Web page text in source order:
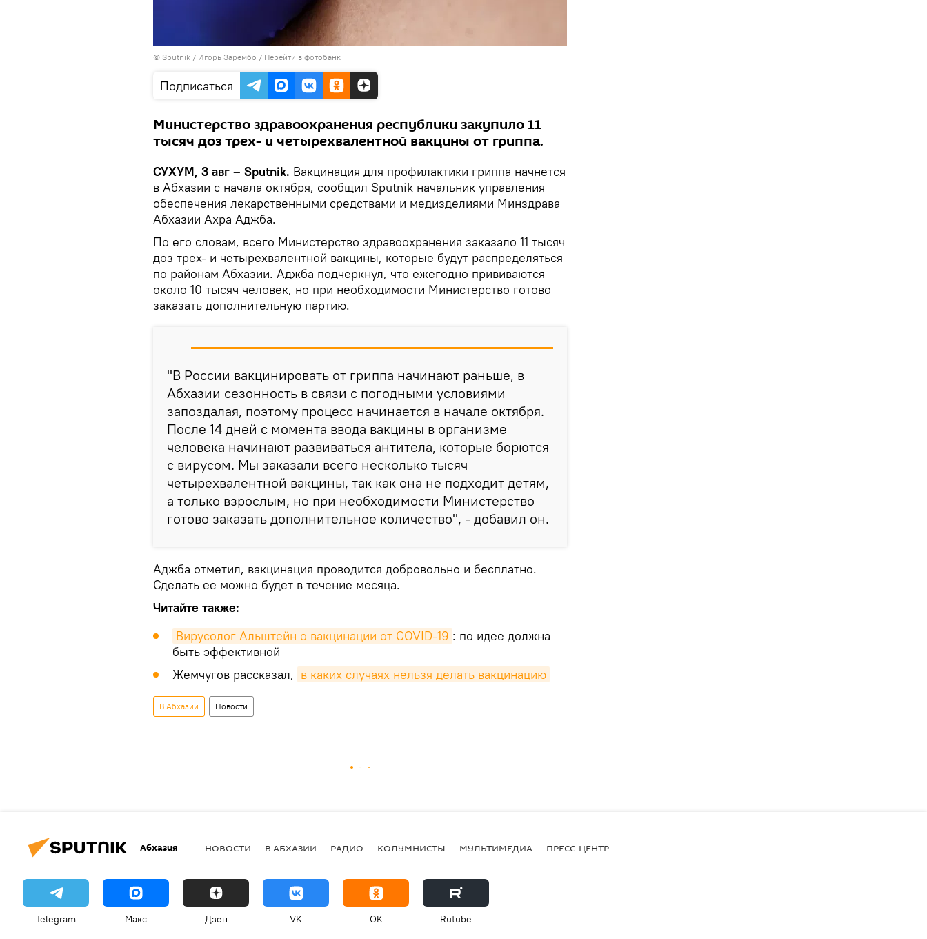
© Sputnik / Игорь Зарембо / Перейти в фотобанк
Подписаться
Министерство здравоохранения республики закупило 11
тысяч доз трех- и четырехвалентной вакцины от гриппа.
СУХУМ, 3 авг – Sputnik. Вакцинация для профилактики гриппа начнется
в Абхазии с начала октября, сообщил Sputnik начальник управления
обеспечения лекарственными средствами и медизделиями Минздрава
Абхазии Ахра Аджба.
По его словам, всего Министерство здравоохранения заказало 11 тысяч
доз трех- и четырехвалентной вакцины, которые будут распределяться
по районам Абхазии. Аджба подчеркнул, что ежегодно прививаются
около 10 тысяч человек, но при необходимости Министерство готово
заказать дополнительную партию.
"В России вакцинировать от гриппа начинают раньше, в
Абхазии сезонность в связи с погодными условиями
запоздалая, поэтому процесс начинается в начале октября.
После 14 дней с момента ввода вакцины в организме
человека начинают развиваться антитела, которые борются
с вирусом. Мы заказали всего несколько тысяч
четырехвалентной вакцины, так как она не подходит детям,
а только взрослым, но при необходимости Министерство
готово заказать дополнительное количество", - добавил он.
Аджба отметил, вакцинация проводится добровольно и бесплатно.
Сделать ее можно будет в течение месяца.
Читайте также:
Вирусолог Альштейн о вакцинации от COVID-19 : по идее должна
быть эффективной
Жемчугов рассказал, в каких случаях нельзя делать вакцинацию
В Абхазии Новости
Абхазия НОВОСТИ В АБХАЗИИ РАДИО КОЛУМНИСТЫ МУЛЬТИМЕДИА ПРЕСС-ЦЕНТР
Telegram Макс Дзен VK OK Rutube